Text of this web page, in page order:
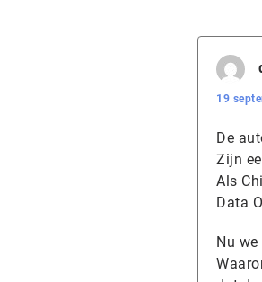
19
De
Zijn
Als
Data
Nu